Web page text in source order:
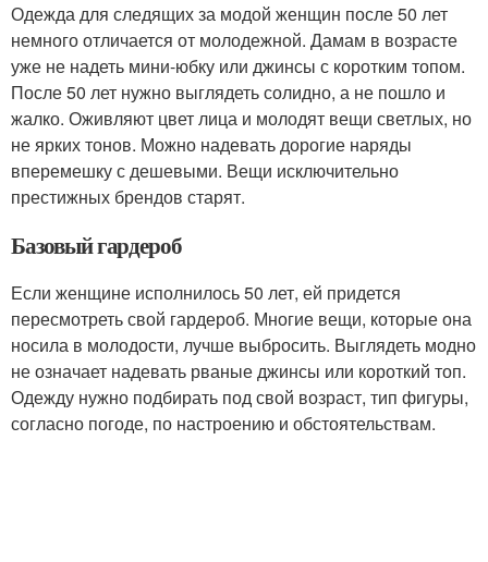
Одежда для следящих за модой женщин после 50 лет
немного отличается от молодежной. Дамам в возрасте
уже не надеть мини-юбку или джинсы с коротким топом.
После 50 лет нужно выглядеть солидно, а не пошло и
жалко. Оживляют цвет лица и молодят вещи светлых, но
не ярких тонов. Можно надевать дорогие наряды
вперемешку с дешевыми. Вещи исключительно
престижных брендов старят.
Базовый гардероб
Если женщине исполнилось 50 лет, ей придется
пересмотреть свой гардероб. Многие вещи, которые она
носила в молодости, лучше выбросить. Выглядеть модно
не означает надевать рваные джинсы или короткий топ.
Одежду нужно подбирать под свой возраст, тип фигуры,
согласно погоде, по настроению и обстоятельствам.